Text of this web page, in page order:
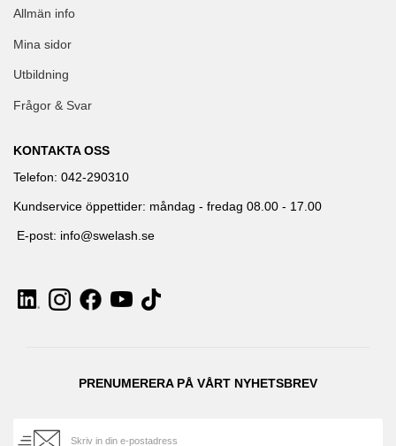
Allmän info
Mina sidor
Utbildning
Frågor & Svar
KONTAKTA OSS
Telefon: 042-290310
Kundservice öppettider: måndag - fredag 08.00 - 17.00
E-post: info@swelash.se
PRENUMERERA PÅ VÅRT NYHETSBREV